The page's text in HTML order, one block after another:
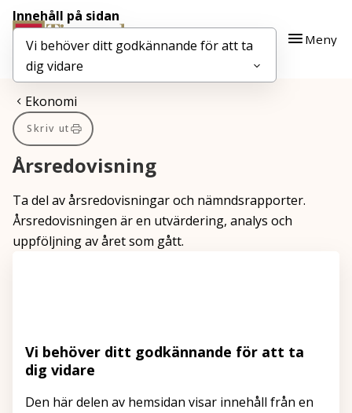
Gå till innehåll
Gå till huvudmeny
Meny
Du är här:
Ekonomi
Skriv ut
Årsredovisning
Ta del av årsredovisningar och nämndsrapporter.
Årsredovisningen är en utvärdering, analys och
uppföljning av året som gått.
Vi behöver ditt godkännande för att ta
dig vidare
Den här delen av hemsidan visar innehåll från en
Innehåll på sidan
Vi behöver ditt godkännande för att ta
dig vidare